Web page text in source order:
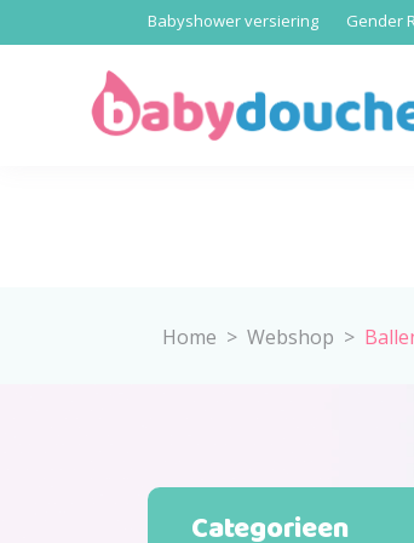
Babyshower versiering Gender
Home > Webshop >
Categorieen